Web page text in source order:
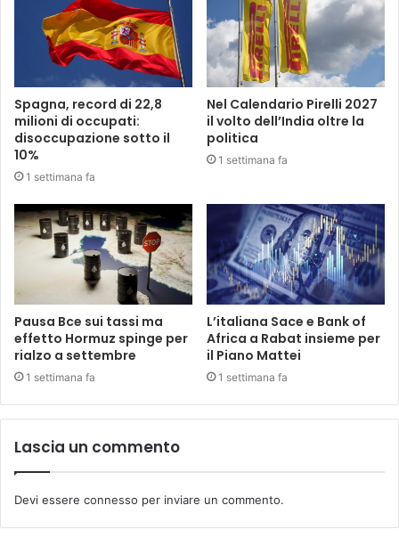
Spagna, record di 22,8
milioni di occupati:
disoccupazione sotto il
10%
1 settimana fa
Nel Calendario Pirelli 2027
il volto dell’India oltre la
politica
1 settimana fa
Pausa Bce sui tassi ma
effetto Hormuz spinge per
rialzo a settembre
1 settimana fa
L’italiana Sace e Bank of
Africa a Rabat insieme per
il Piano Mattei
1 settimana fa
Lascia un commento
Devi essere connesso per inviare un commento.